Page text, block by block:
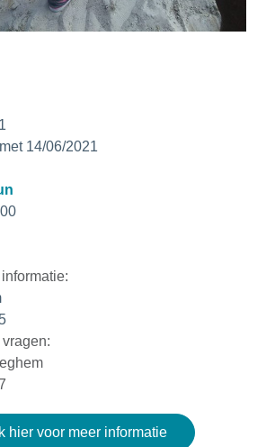
14/06/2021
hier voor meer informatie